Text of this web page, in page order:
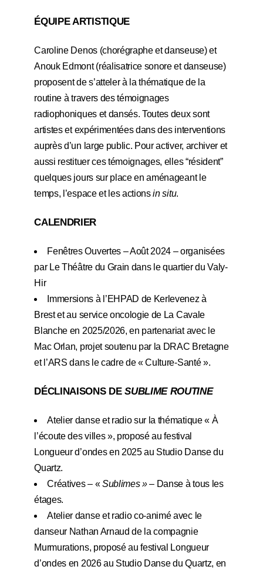
ÉQUIPE ARTISTIQUE
Caroline Denos(chorégraphe et danseuse) et
Anouk Edmont(réalisatrice sonore et danseuse)
proposent de s’atteler à la thématique de la
routine à travers des témoignages
radiophoniques et dansés. Toutes deux sont
artistes et expérimentées dans des interventions
auprès d’un large public. Pour activer, archiver et
aussi restituer ces témoignages, elles “résident”
quelques jours sur place en aménageant le
temps, l’espace et les actions in situ.
CALENDRIER
Fenêtres Ouvertes – Août 2024 – organisées
par Le Théâtre du Grain dans le quartier du Valy-
Hir
Immersions à l’EHPAD de Kerlevenez à
Brest et au service oncologie de La Cavale
Blanche en 2025/2026, en partenariat avec le
Mac Orlan, projet soutenu par la DRAC Bretagne
et l’ARS dans le cadre de « Culture-Santé ».
DÉCLINAISONS DESUBLIME ROUTINE
Atelier danse et radio sur la thématique « À
l’écoute des villes », proposé au festival
Longueur d’ondes en 2025 au Studio Danse du
Quartz.
Créatives – «Sublimes »– Danse à tous les
étages.
Atelier danse et radio co-animé avec le
danseur Nathan Arnaud de la compagnie
Murmurations, proposé au festival Longueur
d’ondes en 2026 au Studio Danse du Quartz, en